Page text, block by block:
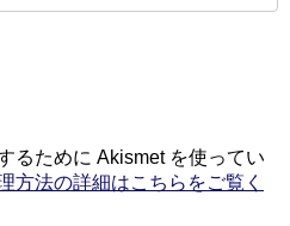
るために Akismet を使ってい
方法の詳細はこちらをご覧く